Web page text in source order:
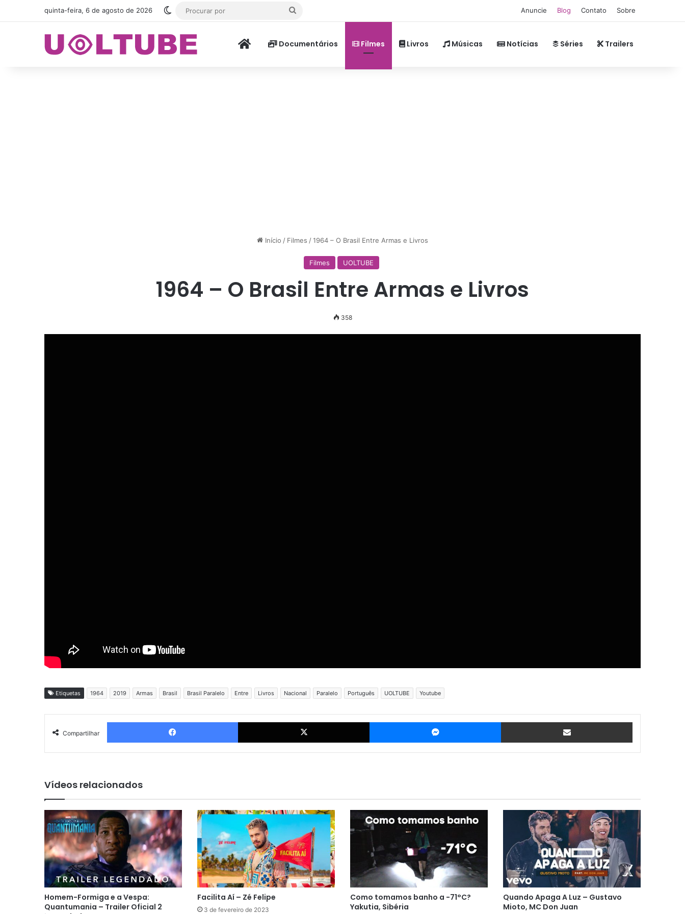
quinta-feira, 6 de agosto de 2026 Switch skin Anuncie Blog Contato Sobre
Home Documentários Filmes Livros Músicas Notícias Séries Trailers
Início / Filmes /1964 – O Brasil Entre Armas e Livros
Filmes UOLTUBE
1964 – O Brasil Entre Armas e Livros
358
Etiquetas 1964 2019 Armas Brasil Brasil Paralelo Entre Livros Nacional Paralelo Português UOLTUBE Youtube
Compartilhar
Facebook X Messenger Compartilhar via e-mail
Vídeos relacionados
Homem-Formiga e a Vespa:
Quantumania – Trailer Oficial 2
Facilita Aí – Zé Felipe
3 de fevereiro de 2023
Como tomamos banho a -71°C?
Yakutia, Sibéria
Quando Apaga A Luz – Gustavo
Mioto, MC Don Juan